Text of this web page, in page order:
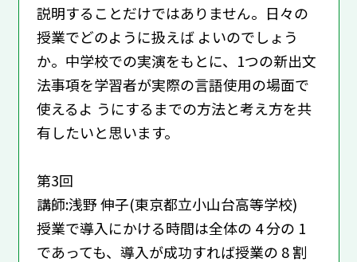
説明することだけではありません。日々の
授業でどのように扱えば よいのでしょう
か。中学校での実演をもとに、1つの新出文
法事項を学習者が実際の言語使用の場面で
使えるよ うにするまでの方法と考え方を共
有したいと思います。
第3回
講師:浅野 伸子(東京都立小山台高等学校)
授業で導入にかける時間は全体の 4 分の 1
であっても、導入が成功すれば授業の 8 割